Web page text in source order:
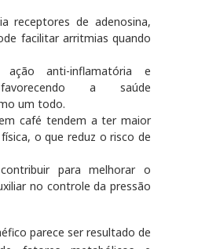
receptores de adenosina,
facilitar arritmias quando
anti-inflamatória e
a saúde
um todo.
café tendem a ter maior
o que reduz o risco de
para melhorar o
no controle da pressão
parece ser resultado de